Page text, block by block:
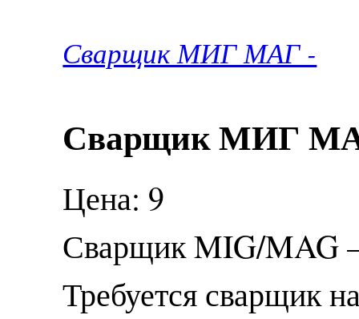
Сварщик МИГ МАГ -
Сварщик МИГ
Цена: 9
Сварщик MIG/MAG
Требуется сварщик